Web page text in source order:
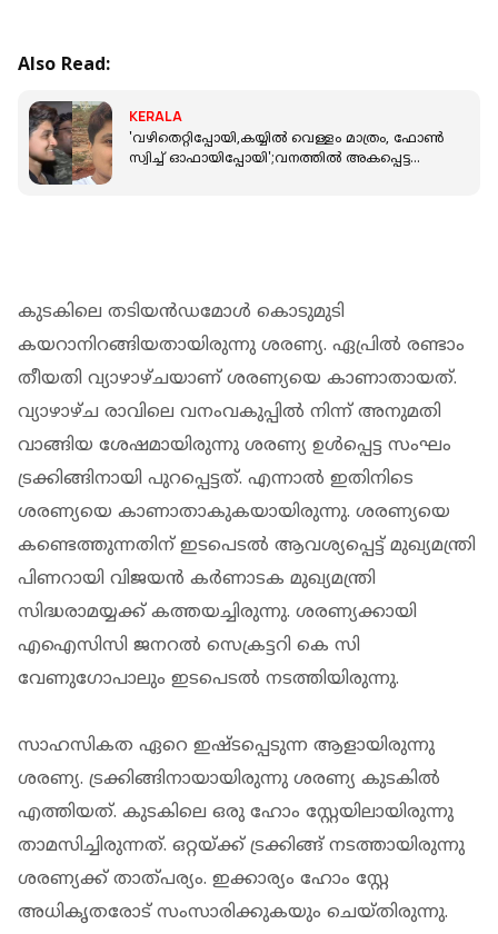
Also Read:
KERALA
'വഴിതെറ്റിപ്പോയി,കയ്യിൽ വെള്ളം മാത്രം, ഫോൺ
സ്വിച്ച് ഓഫായിപ്പോയി';വനത്തിൽ അകപ്പെട്ട
കുടകിലെ തടിയന്‍ഡമോള്‍ കൊടുമുടി
കയറാനിറങ്ങിയതായിരുന്നു ശരണ്യ. ഏപ്രില്‍ രണ്ടാം
തീയതി വ്യാഴാഴ്ചയാണ് ശരണ്യയെ കാണാതായത്.
വ്യാഴാഴ്ച രാവിലെ വനംവകുപ്പില്‍ നിന്ന് അനുമതി
വാങ്ങിയ ശേഷമായിരുന്നു ശരണ്യ ഉള്‍പ്പെട്ട സംഘം
ട്രക്കിങ്ങിനായി പുറപ്പെട്ടത്. എന്നാല്‍ ഇതിനിടെ
ശരണ്യയെ കാണാതാകുകയായിരുന്നു. ശരണ്യയെ
കണ്ടെത്തുന്നതിന് ഇടപെടല്‍ ആവശ്യപ്പെട്ട് മുഖ്യമന്ത്രി
പിണറായി വിജയന്‍ കര്‍ണാടക മുഖ്യമന്ത്രി
സിദ്ധരാമയ്യക്ക് കത്തയച്ചിരുന്നു. ശരണ്യക്കായി
എഐസിസി ജനറല്‍ സെക്രട്ടറി കെ സി
വേണുഗോപാലും ഇടപെടല്‍ നടത്തിയിരുന്നു.
സാഹസികത ഏറെ ഇഷ്ടപ്പെടുന്ന ആളായിരുന്നു
ശരണ്യ. ട്രക്കിങ്ങിനായായിരുന്നു ശരണ്യ കുടകില്‍
എത്തിയത്. കുടകിലെ ഒരു ഹോം സ്റ്റേയിലായിരുന്നു
താമസിച്ചിരുന്നത്. ഒറ്റയ്ക്ക് ട്രക്കിങ്ങ് നടത്തായിരുന്നു
ശരണ്യക്ക് താത്പര്യം. ഇക്കാര്യം ഹോം സ്റ്റേ
അധികൃതരോട് സംസാരിക്കുകയും ചെയ്തിരുന്നു.